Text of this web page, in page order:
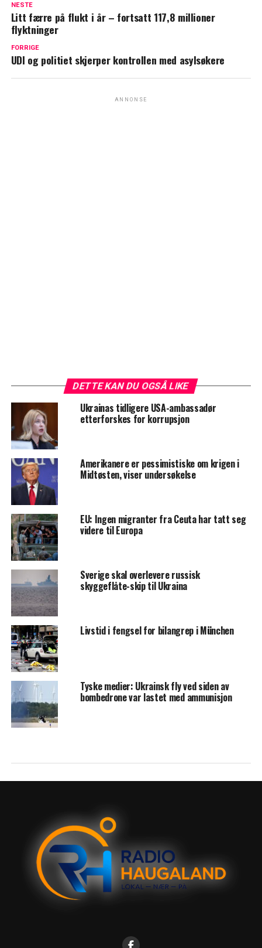
NESTE
Litt færre på flukt i år – fortsatt 117,8 millioner
flyktninger
FORRIGE
UDI og politiet skjerper kontrollen med asylsøkere
ANNONSE
DETTE KAN DU OGSÅ LIKE
Ukrainas tidligere USA-ambassadør
etterforskes for korrupsjon
Amerikanere er pessimistiske om krigen i
Midtøsten, viser undersøkelse
EU: Ingen migranter fra Ceuta har tatt seg
videre til Europa
Sverige skal overlevere russisk
skyggeflåte-skip til Ukraina
Livstid i fengsel for bilangrep i München
Tyske medier: Ukrainsk fly ved siden av
bombedrone var lastet med ammunisjon